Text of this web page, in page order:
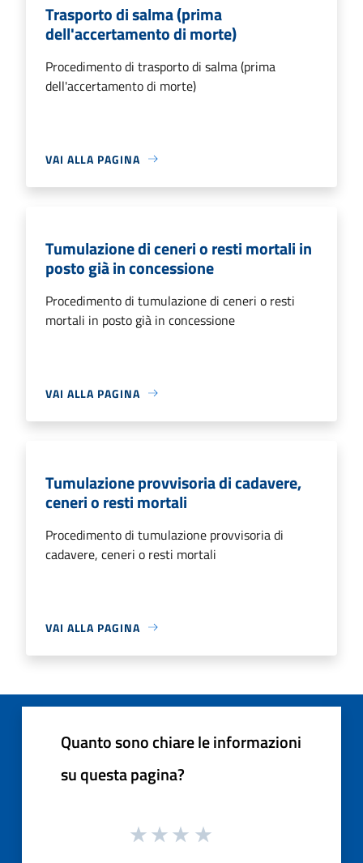
Trasporto di salma (prima
dell'accertamento di morte)
Procedimento di trasporto di salma (prima
dell'accertamento di morte)
VAI ALLA PAGINA
Tumulazione di ceneri o resti mortali in
posto già in concessione
Procedimento di tumulazione di ceneri o resti
mortali in posto già in concessione
VAI ALLA PAGINA
Tumulazione provvisoria di cadavere,
ceneri o resti mortali
Procedimento di tumulazione provvisoria di
cadavere, ceneri o resti mortali
VAI ALLA PAGINA
Quanto sono chiare le informazioni
su questa pagina?